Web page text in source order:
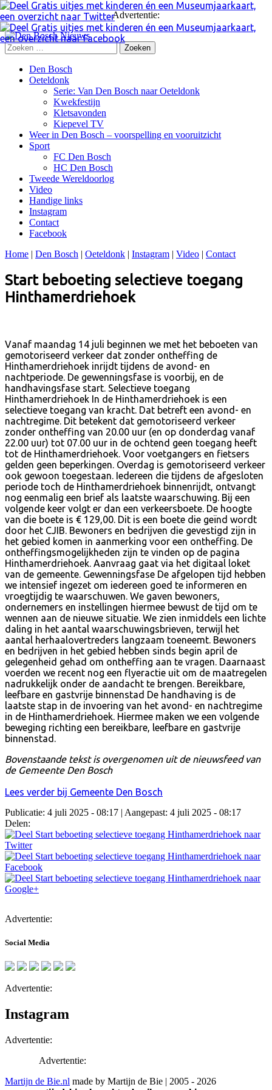
Advertentie:
Zoeken
naar:
Skip
Den Bosch
Oeteldonk
Serie: Van Den Bosch naar Oeteldonk
Kwekfestijn
Kletsavonden
Kiepevel TV
Weer in Den Bosch – voorspelling en vooruitzicht
Sport
FC Den Bosch
HC Den Bosch
Tweede Wereldoorlog
Video
Handige links
Instagram
Contact
Facebook
Home | Den Bosch | Oeteldonk | Instagram | Video | Contact
Start beboeting selectieve toegang
Hinthamerdriehoek
Vanaf maandag 14 juli beginnen we met het beboeten van
gemotoriseerd verkeer dat zonder ontheffing de
Hinthamerdriehoek inrijdt tijdens de avond- en
nachtperiode. De gewenningsfase is voorbij, en de
handhavingsfase start. Selectieve toegang
Hinthamerdriehoek In de Hinthamerdriehoek is een
selectieve toegang van kracht. Dat betreft een avond- en
nachtregime. Dit betekent dat gemotoriseerd verkeer
zonder ontheffing van 20.00 uur (en op donderdag vanaf
22.00 uur) tot 07.00 uur in de ochtend geen toegang heeft
tot de Hinthamerdriehoek. Voor voetgangers en fietsers
gelden geen beperkingen. Overdag is gemotoriseerd verkeer
ook gewoon toegestaan. Iedereen die tijdens de afgesloten
periode toch de Hinthamerdriehoek binnenrijdt, ontvangt
nog eenmalig een brief als laatste waarschuwing. Bij een
volgende keer volgt er dan een verkeersboete. De hoogte
van die boete is € 129,00. Dit is een boete die geïnd wordt
door het CJIB. Bewoners en bedrijven die gevestigd zijn in
het gebied komen in aanmerking voor een ontheffing. De
ontheffingsmogelijkheden zijn te vinden op de pagina
Hinthamerdriehoek. Aanvraag gaat via het digitaal loket
van de gemeente. Gewenningsfase De afgelopen tijd hebben
we intensief ingezet om iedereen goed te informeren en
vroegtijdig te waarschuwen. We gaven bewoners,
ondernemers en instellingen hiermee bewust de tijd om te
wennen aan de nieuwe situatie. We zien inmiddels een lichte
daling in het aantal waarschuwingsbrieven, terwijl het
aantal herhaalovertreders langzaam toeneemt. Bewoners
en bedrijven in het gebied hebben sinds begin april de
gelegenheid gehad om ontheffing aan te vragen. Daarnaast
voerden we recent nog een flyeractie uit om de maatregelen
nadrukkelijk onder de aandacht te brengen. Bereikbare,
leefbare en gastvrije binnenstad De handhaving is de
laatste stap in de invoering van het avond- en nachtregime
in de Hinthamerdriehoek. Hiermee maken we een volgende
beweging richting een bereikbare, leefbare en gastvrije
binnenstad.
Bovenstaande tekst is overgenomen uit de nieuwsfeed van
de Gemeente Den Bosch
Lees verder bij Gemeente Den Bosch
Publicatie: 4 juli 2025 - 08:17 | Aangepast: 4 juli 2025 - 08:17
Delen:
Advertentie:
Social Media
Advertentie:
Instagram
Advertentie:
Advertentie:
Martijn de Bie.nl made by Martijn de Bie | 2005 - 2026